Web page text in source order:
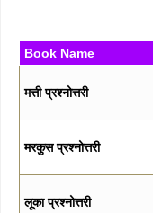
Book Name
मत्ती प्रश्नोत्तरी
मरकुस प्रश्नोत्तरी
लूका प्रश्नोत्तरी